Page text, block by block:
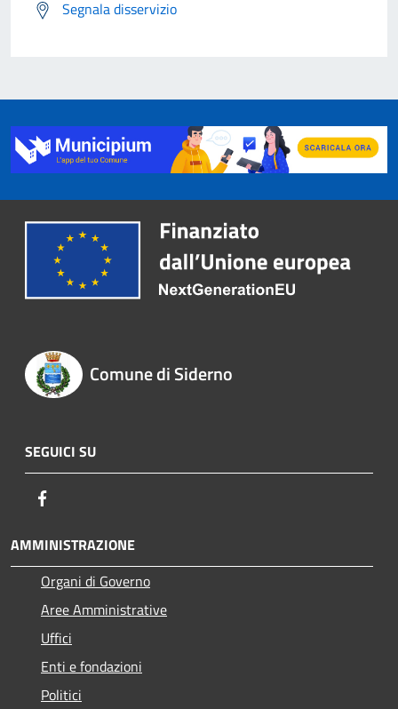
Segnala disservizio
Comune di Siderno
SEGUICI SU
AMMINISTRAZIONE
Organi di Governo
Aree Amministrative
Uffici
Enti e fondazioni
Politici